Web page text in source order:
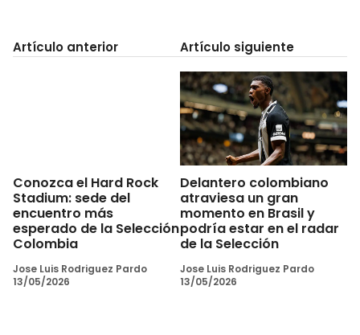
Artículo anterior
Conozca el Hard Rock
Stadium: sede del
encuentro más
esperado de la Selección
Colombia
Jose Luis Rodriguez Pardo
13/05/2026
Artículo siguiente
Delantero colombiano
atraviesa un gran
momento en Brasil y
podría estar en el radar
de la Selección
Jose Luis Rodriguez Pardo
13/05/2026